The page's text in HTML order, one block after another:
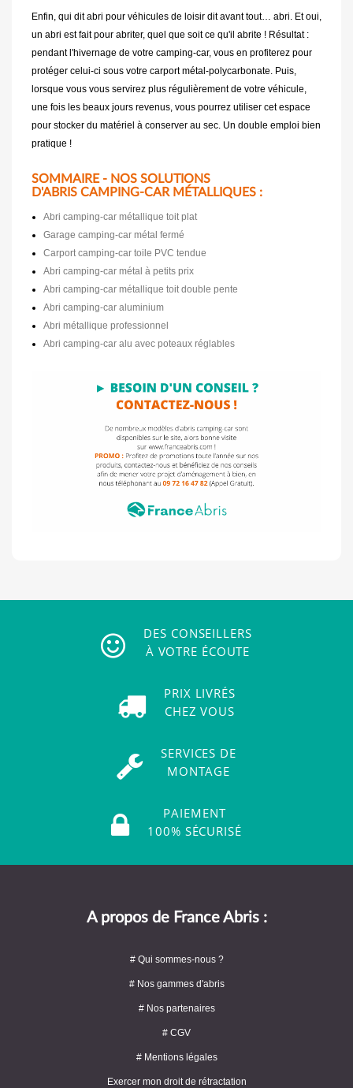
Enfin, qui dit abri pour véhicules de loisir dit avant tout… abri. Et oui,
un abri est fait pour abriter, quel que soit ce qu'il abrite ! Résultat :
pendant l'hivernage de votre camping-car, vous en profiterez pour
protéger celui-ci sous votre carport métal-polycarbonate. Puis,
lorsque vous vous servirez plus régulièrement de votre véhicule,
une fois les beaux jours revenus, vous pourrez utiliser cet espace
pour stocker du matériel à conserver au sec. Un double emploi bien
pratique !
SOMMAIRE - NOS SOLUTIONS
D'ABRIS CAMPING-CAR MÉTALLIQUES :
Abri camping-car métallique toit plat
Garage camping-car métal fermé
Carport camping-car toile PVC tendue
Abri camping-car métal à petits prix
Abri camping-car métallique toit double pente
Abri camping-car aluminium
Abri métallique professionnel
Abri camping-car alu avec poteaux réglables
DES CONSEILLERS
À VOTRE ÉCOUTE
PRIX LIVRÉS
CHEZ VOUS
SERVICES DE
MONTAGE
PAIEMENT
100% SÉCURISÉ
A propos de France Abris :
# Qui sommes-nous ?
# Nos gammes d'abris
# Nos partenaires
# CGV
# Mentions légales
Exercer mon droit de rétractation